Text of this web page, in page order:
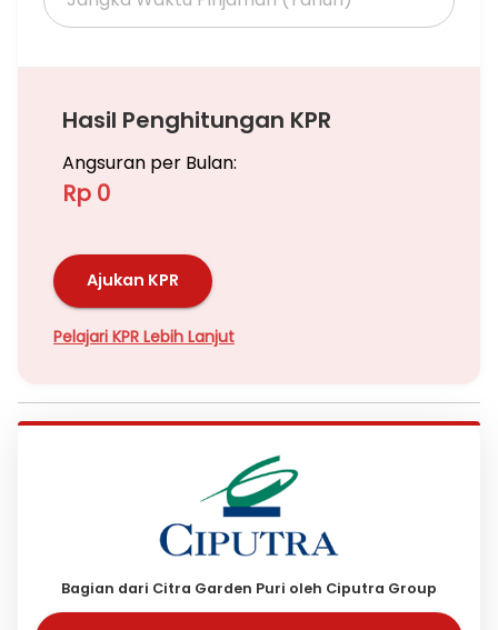
Hasil Penghitungan KPR
Angsuran per Bulan:
Rp 0
Ajukan KPR
Pelajari KPR Lebih Lanjut
Bagian dari Citra Garden Puri oleh Ciputra Group